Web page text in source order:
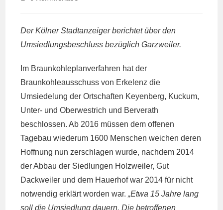
Der Kölner Stadtanzeiger berichtet über den
Umsiedlungsbeschluss bezüglich Garzweiler.
Im Braunkohleplanverfahren hat der
Braunkohleausschuss von Erkelenz die
Umsiedelung der Ortschaften Keyenberg, Kuckum,
Unter- und Oberwestrich und Berverath
beschlossen. Ab 2016 müssen dem offenen
Tagebau wiederum 1600 Menschen weichen deren
Hoffnung nun zerschlagen wurde, nachdem 2014
der Abbau der Siedlungen Holzweiler, Gut
Dackweiler und dem Hauerhof war 2014 für nicht
notwendig erklärt worden war.„Etwa 15 Jahre lang
soll die Umsiedlung dauern. Die betroffenen